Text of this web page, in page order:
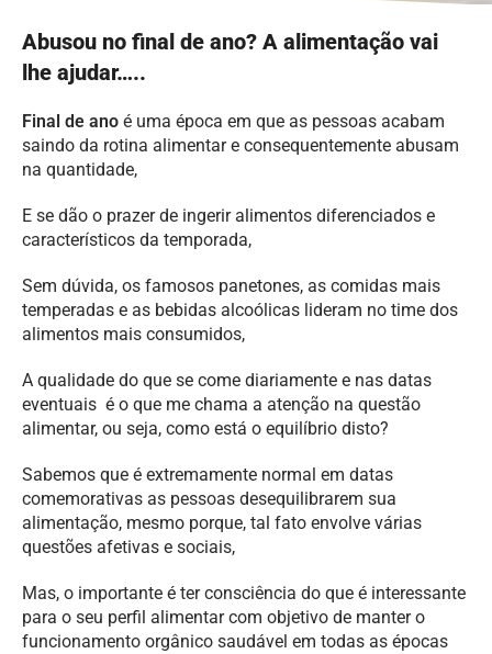
Abusou no final de ano? A alimentação vai
lhe ajudar…..
Final de ano é uma época em que as pessoas acabam
saindo da rotina alimentar e consequentemente abusam
na quantidade,
E se dão o prazer de ingerir alimentos diferenciados e
característicos da temporada,
Sem dúvida, os famosos panetones, as comidas mais
temperadas e as bebidas alcoólicas lideram no time dos
alimentos mais consumidos,
A qualidade do que se come diariamente e nas datas
eventuais é o que me chama a atenção na questão
alimentar, ou seja, como está o equilíbrio disto?
Sabemos que é extremamente normal em datas
comemorativas as pessoas desequilibrarem sua
alimentação, mesmo porque, tal fato envolve várias
questões afetivas e sociais,
Mas, o importante é ter consciência do que é interessante
para o seu perfil alimentar com objetivo de manter o
funcionamento orgânico saudável em todas as épocas